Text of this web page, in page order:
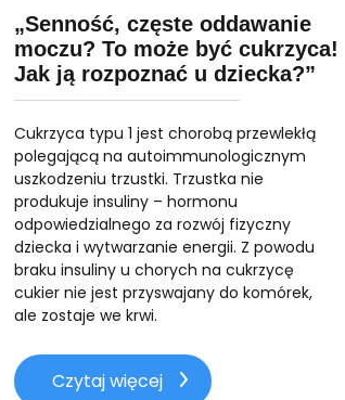
„Senność, częste oddawanie
moczu? To może być cukrzyca!
Jak ją rozpoznać u dziecka?”
Cukrzyca typu 1 jest chorobą przewlekłą
polegającą na autoimmunologicznym
uszkodzeniu trzustki. Trzustka nie
produkuje insuliny – hormonu
odpowiedzialnego za rozwój fizyczny
dziecka i wytwarzanie energii. Z powodu
braku insuliny u chorych na cukrzycę
cukier nie jest przyswajany do komórek,
ale zostaje we krwi.
Czytaj więcej